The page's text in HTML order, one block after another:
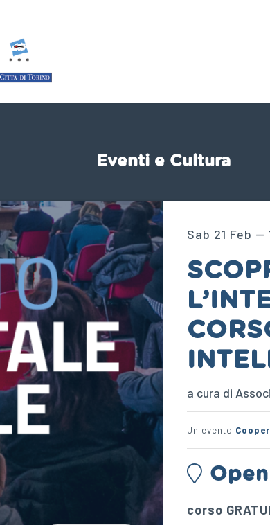
Eventi e Cultura
Sab 21 Feb —
a cura di
Un evento
Open
corso